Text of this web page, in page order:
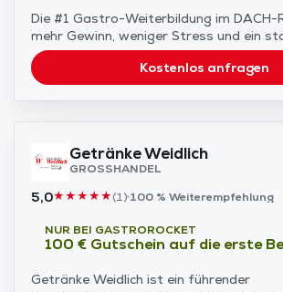
Die #1 Gastro-Weiterbildung im
mehr Gewinn, weniger Stress und ein
Kostenlos anfragen
Getränke Weidlich
GROSSHANDEL
5,0★★★★★(1)100 % Weiterempfehlung
NUR BEI GASTROROCKET
100 € Gutschein auf die erste
Getränke Weidlich ist ein führender